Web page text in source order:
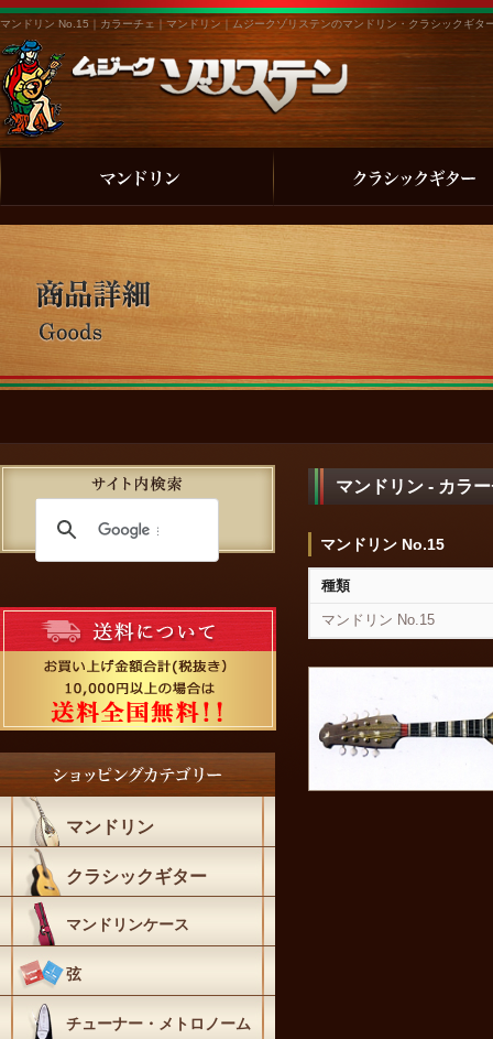
マンドリン No.15｜カラーチェ｜マンドリン｜ムジークゾリステンのマンドリン・クラシックギタ
マンドリン - カラ
マンドリン No.15
種類
マンドリン No.15
マンドリン
クラシックギター
マンドリンケース
弦
チューナー・メトロノーム